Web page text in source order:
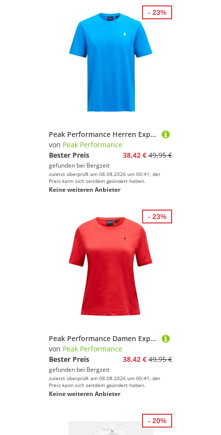
Peak Performance Herren Explore Graphic T-Shirt
von Peak Performance
Bester Preis
38,42 € 49,95 €
gefunden bei Bergzeit
zuletzt überprüft am 08.08.2026 um 00:41; der
Preis kann sich seitdem geändert haben.
Keine weiteren Anbieter
- 23%
Peak Performance Damen Explore Graphic T-Shirt
von Peak Performance
Bester Preis
38,42 € 49,95 €
gefunden bei Bergzeit
zuletzt überprüft am 08.08.2026 um 00:41; der
Preis kann sich seitdem geändert haben.
Keine weiteren Anbieter
- 23%
- 20%